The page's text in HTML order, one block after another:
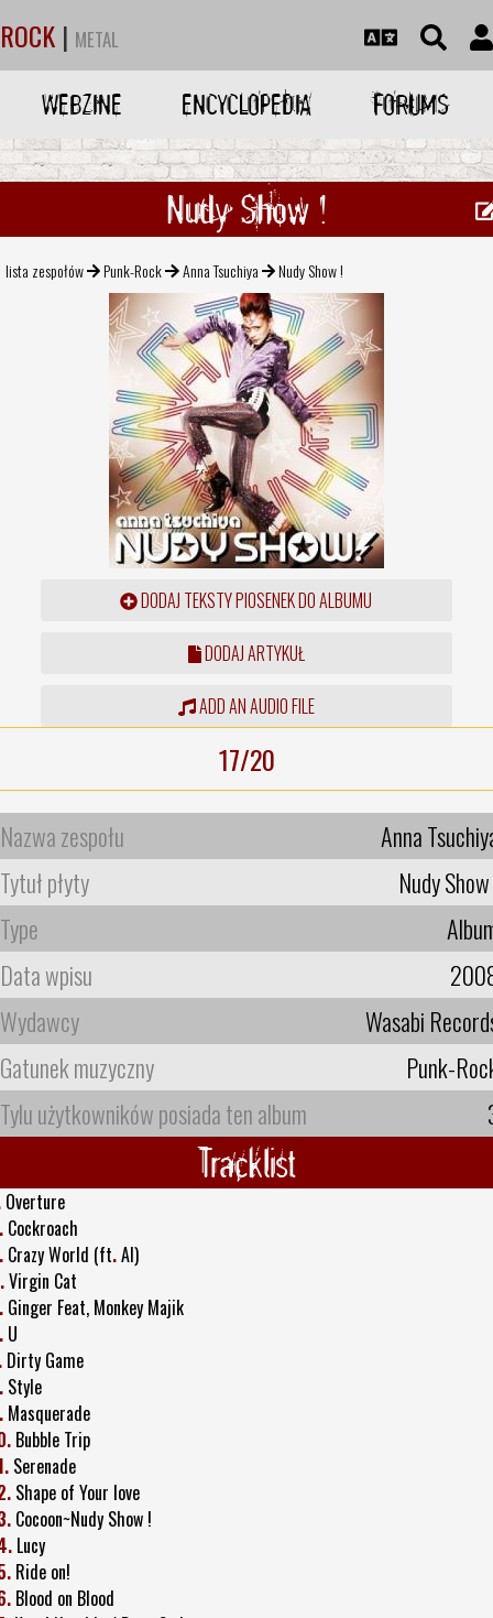
ROCK | METAL
WEBZINE ENCYCLOPEDIA FORUMS
Nudy Show !
lista zespołów Punk-Rock Anna Tsuchiya Nudy Show !
DODAJ TEKSTY PIOSENEK DO ALBUMU
DODAJ ARTYKUŁ
ADD AN AUDIO FILE
17/20
Nazwa zespołu
Anna
Tytuł płyty
Nudy
Type
Data wpisu
Wydawcy
Wasabi
Gatunek muzyczny
Punk-
Tylu użytkowników posiada ten album
Tracklist
Overture
Cockroach
Crazy World (ft.AI)
Virgin Cat
Ginger Feat, Monkey Majik
U
Dirty Game
Style
Masquerade
Bubble Trip
Serenade
Shape of Your love
Cocoon~Nudy Show !
Lucy
Ride on!
Blood on Blood